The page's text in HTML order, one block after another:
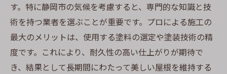
す。特に静岡市の気候を考慮すると、専門的な知識と技
術を持つ業者を選ぶことが重要です。プロによる施工の
最大のメリットは、使用する塗料の選定や塗装技術の精
度です。これにより、耐久性の高い仕上がりが期待で
き、結果として長期間にわたって美しい屋根を維持する